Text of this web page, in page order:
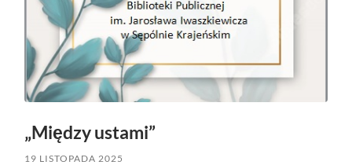
„Między ustami”
19 LISTOPADA 2025